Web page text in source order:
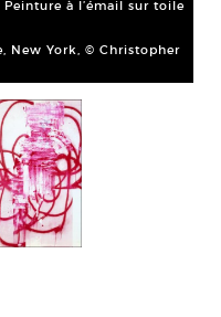
à l’émail sur toile
New York, © Christopher